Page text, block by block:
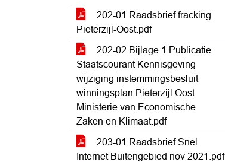
202-01 Raadsbrief fracking
Pieterzijl-Oost.pdf
202-02 Bijlage 1 Publicatie
Staatscourant Kennisgeving
wijziging instemmingsbesluit
winningsplan Pieterzijl Oost
Ministerie van Economische
Zaken en Klimaat.pdf
203-01 Raadsbrief Snel
Internet Buitengebied nov 2021.pdf